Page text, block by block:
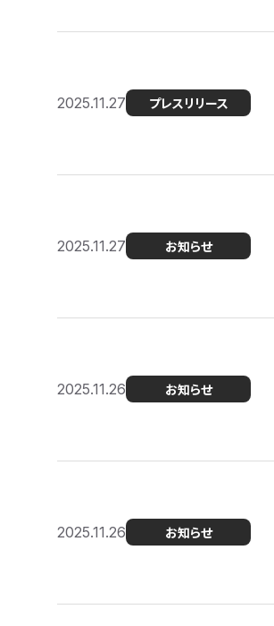
2025.11.27 プレスリリース
2025.11.27 お知らせ
2025.11.26 お知らせ
2025.11.26 お知らせ